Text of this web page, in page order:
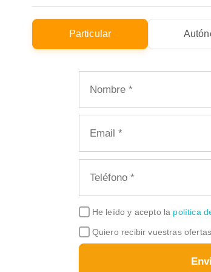
Particular
He leído y acepto la política
Quiero recibir vuestras